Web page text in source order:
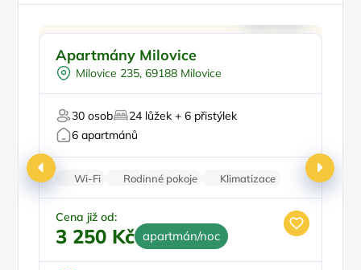
Venkovní bazén
Pro skupiny
Pro cyklisty
Pro milovníky vína
Apartmány Milovice
Milovice 235, 69188 Milovice
30 osob
24 lůžek + 6 přistýlek
6 apartmánů
Wi-Fi Rodinné pokoje
Klimatizace
Vinotéka
Kamerový systém
Cena již od:
3 250 Kč apartmán/noc